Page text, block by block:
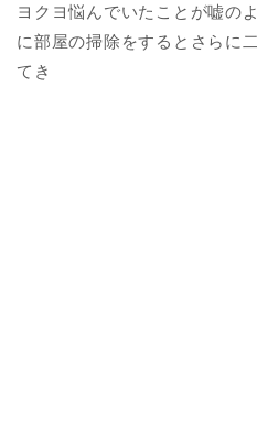
ヨクヨ悩んでいたことが嘘の
に部屋の掃除をするとさらに
てき